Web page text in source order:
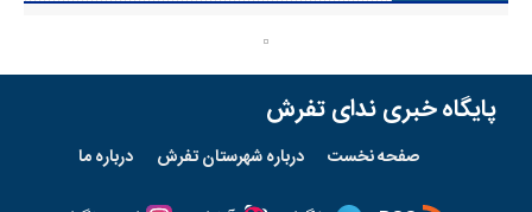
پایگاه خبری ندای تفرش
صفحه نخست درباره شهرستان تفرش درباره ما